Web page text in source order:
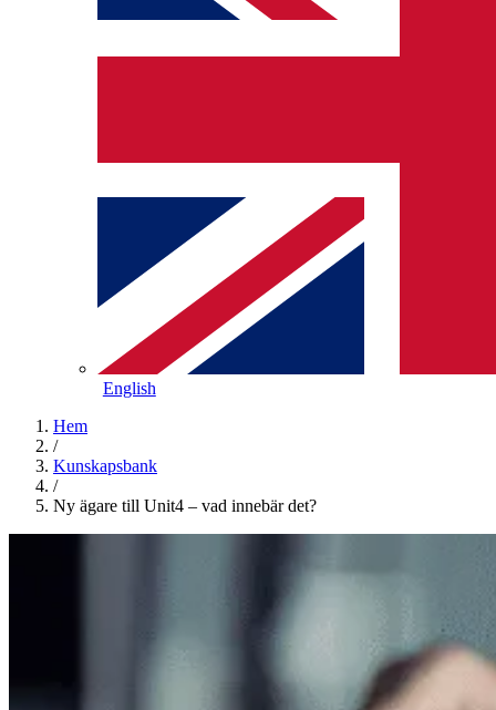
English
Hem
/
Kunskapsbank
/
Ny ägare till Unit4 – vad innebär det?